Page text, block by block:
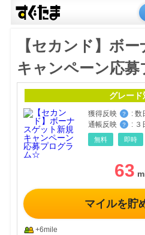
【セカンド】ボ
キャンペーン応
グレード
獲得反映 ？ : 数
通帳反映
？ : ３
無料 即時
63
マイルを貯
+6mile